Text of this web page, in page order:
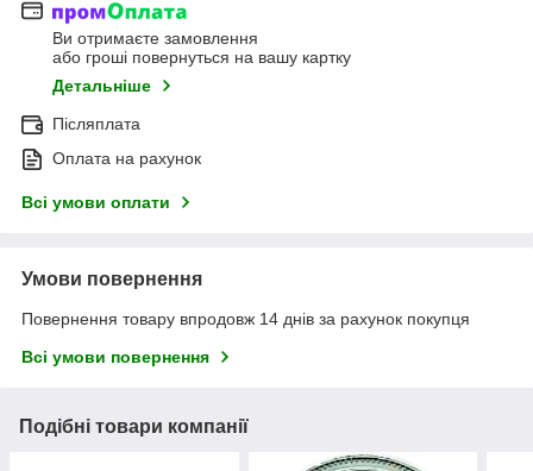
Ви отримаєте замовлення
або гроші повернуться на вашу картку
Детальніше
Післяплата
Оплата на рахунок
Всі умови оплати
Умови повернення
Повернення товару впродовж 14 днів за рахунок покупця
Всі умови повернення
Подібні товари компанії